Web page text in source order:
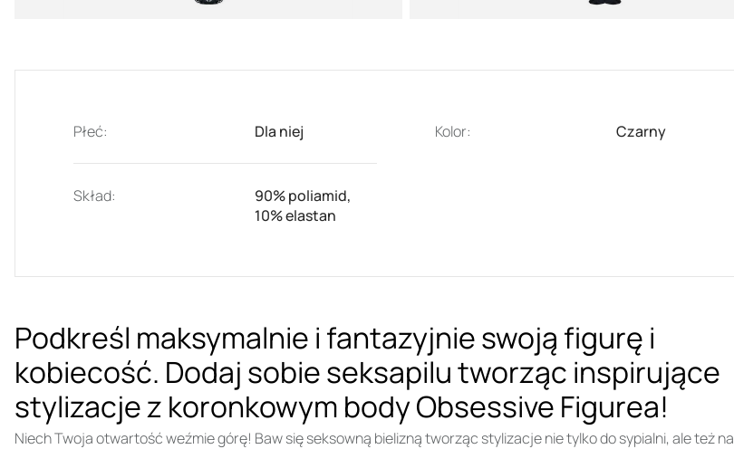
Płeć: Dla niej Kolor: Czarny
Skład:
90% poliamid,
10% elastan
Podkreśl maksymalnie i fantazyjnie swoją figurę i
kobiecość. Dodaj sobie seksapilu tworząc inspirujące
stylizacje z koronkowym body Obsessive Figurea!
Niech Twoja otwartość weźmie górę! Baw się seksowną bielizną tworząc stylizacje nie tylko do sypialni, ale też na